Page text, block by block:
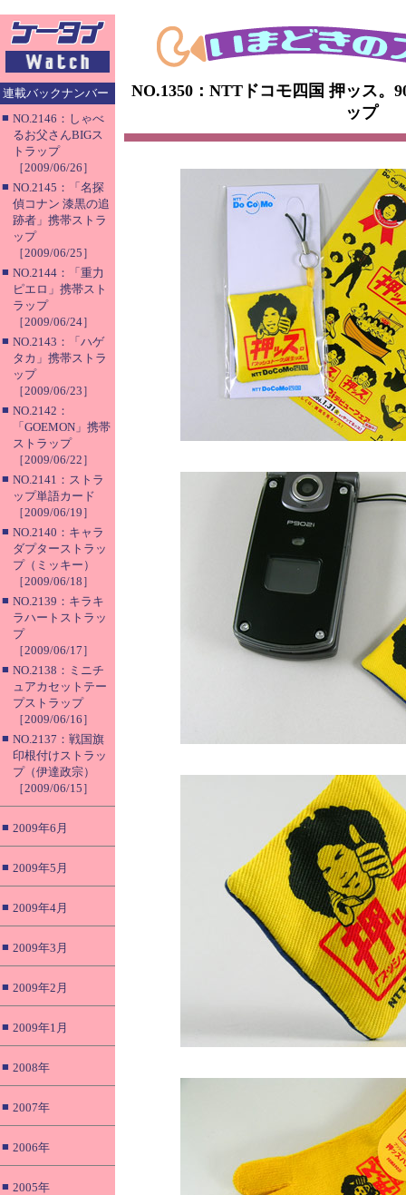
連載バックナンバー
■ NO.2146：しゃべ
るお父さんBIGス
トラップ
［2009/06/26］
■ NO.2145：「名探
偵コナン 漆黒の追
跡者」携帯ストラ
ップ
［2009/06/25］
■ NO.2144：「重力
ピエロ」携帯スト
ラップ
［2009/06/24］
■ NO.2143：「ハゲ
タカ」携帯ストラ
ップ
［2009/06/23］
■ NO.2142：
「GOEMON」携帯
ストラップ
［2009/06/22］
■ NO.2141：ストラ
ップ単語カード
［2009/06/19］
■ NO.2140：キャラ
ダプターストラッ
プ（ミッキー）
［2009/06/18］
■ NO.2139：キラキ
ラハートストラッ
プ
［2009/06/17］
■ NO.2138：ミニチ
ュアカセットテー
プストラップ
［2009/06/16］
■ NO.2137：戦国旗
印根付けストラッ
プ（伊達政宗）
［2009/06/15］
■ 2009年6月
■ 2009年5月
■ 2009年4月
■ 2009年3月
■ 2009年2月
■ 2009年1月
■ 2008年
■ 2007年
■ 2006年
■ 2005年
NO.1350：NTTドコモ四国 押ッス。
ップ